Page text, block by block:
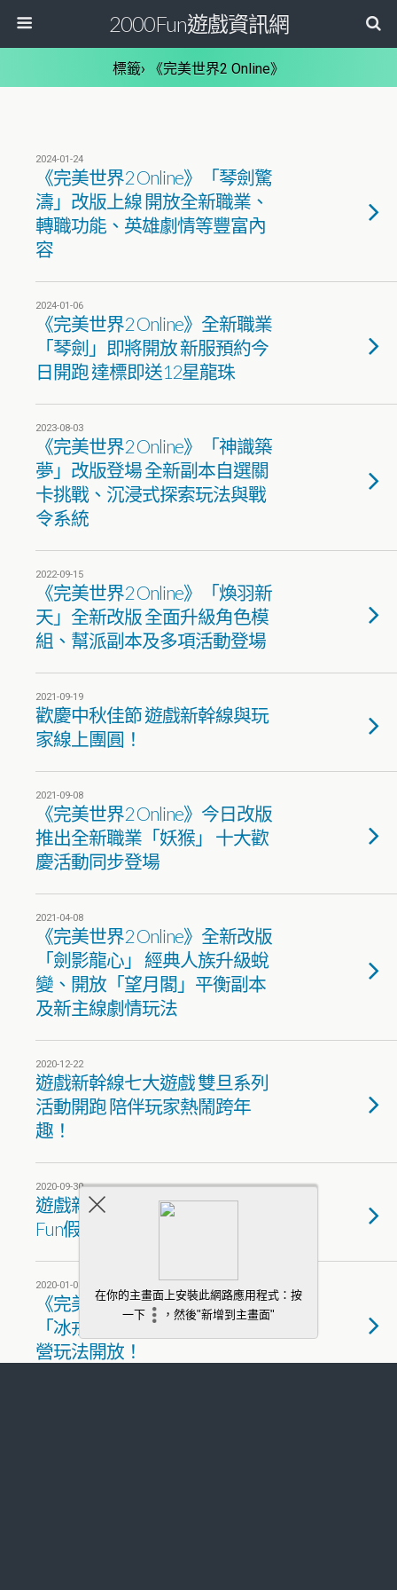
2000Fun遊戲資訊網
標籤› 《完美世界2 Online》
2024-01-24
《完美世界2 Online》「琴劍驚
濤」改版上線 開放全新職業、
轉職功能、英雄劇情等豐富內
容
2024-01-06
《完美世界2 Online》全新職業
「琴劍」即將開放 新服預約今
日開跑 達標即送12星龍珠
2023-08-03
《完美世界2 Online》「神識築
夢」改版登場 全新副本自選關
卡挑戰、沉浸式探索玩法與戰
令系統
2022-09-15
《完美世界2 Online》「煥羽新
天」全新改版 全面升級角色模
組、幫派副本及多項活動登場
2021-09-19
歡慶中秋佳節 遊戲新幹線與玩
家線上團圓！
2021-09-08
《完美世界2 Online》今日改版
推出全新職業「妖猴」 十大歡
慶活動同步登場
2021-04-08
《完美世界2 Online》全新改版
「劍影龍心」 經典人族升級蛻
變、開放「望月閣」平衡副本
及新主線劇情玩法
2020-12-22
遊戲新幹線七大遊戲 雙旦系列
活動開跑 陪伴玩家熱鬧跨年
趣！
2020-09-30
遊戲新幹線多款遊戲喜迎中秋
Fun假趣 節慶活動全面開跑
2020-01-08
《完美世界2 online》全新改版
「冰戎相見」 全新跨服兩大陣
營玩法開放！